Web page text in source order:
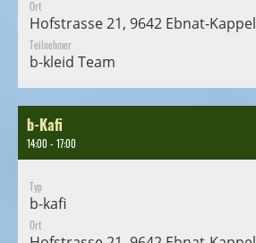
Ort
Hofstrasse 21, 9642 Ebnat-Kappel
Teilnehmer
b-kleid Team
b-Kafi
14:00 - 17:00
Typ
b-kafi
Ort